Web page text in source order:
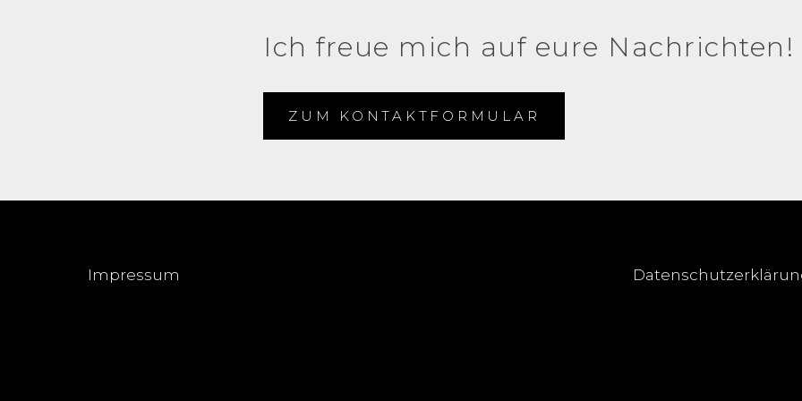
Ich freue mich auf eure Nachrichten!
ZUM KONTAKTFORMULAR
Impressum